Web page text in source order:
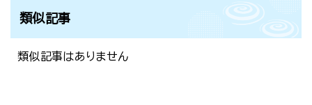
類似記事
類似記事はありません